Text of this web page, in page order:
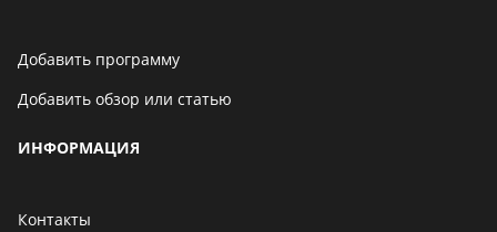
Добавить программу
Добавить обзор или статью
ИНФОРМАЦИЯ
Контакты